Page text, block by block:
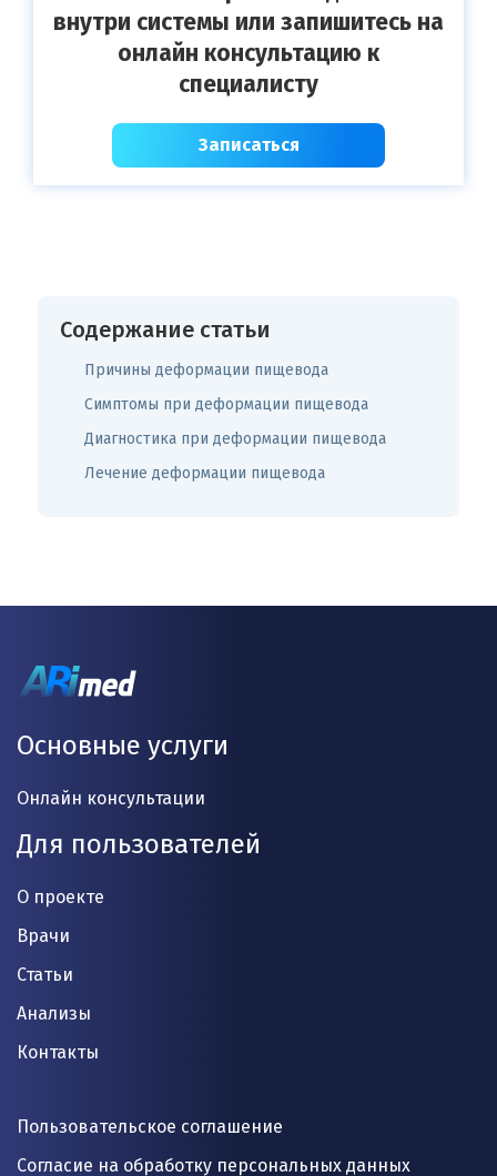
внутри системы или запишитесь на
онлайн консультацию к
специалисту
Записаться
Содержание статьи
Причины деформации пищевода
Симптомы при деформации пищевода
Диагностика при деформации пищевода
Лечение деформации пищевода
Основные услуги
Онлайн консультации
Для пользователей
О проекте
Врачи
Статьи
Анализы
Контакты
Пользовательское соглашение
Согласие на обработку персональных данных